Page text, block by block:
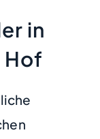
in
Hof